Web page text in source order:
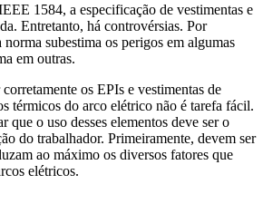
1584, a especificação de vestimentas e
Entretanto, há controvérsias. Por
subestima os perigos em algumas
em outras.
os EPIs e vestimentas de
térmicos do arco elétrico não é tarefa fácil.
que o uso desses elementos deve ser o
do trabalhador. Primeiramente, devem ser
ao máximo os diversos fatores que
elétricos.